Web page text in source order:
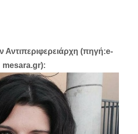
Αντιπεριφερειάρχη (πηγή:e-
mesara.gr):